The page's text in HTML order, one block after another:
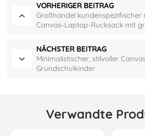
VORHERIGER BEITRAG
Großhandel kundenspezifischer
Canvas-Laptop-Rucksack mit
NÄCHSTER BEITRAG
Minimalistischer, stilvoller
Grundschulkinder
Verwandte